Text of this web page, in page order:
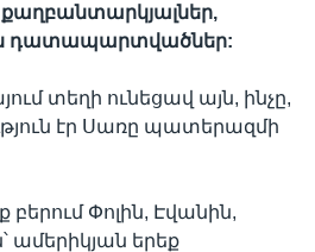
դատապարտվածներ:
տեղի ունեցավ այն, ինչը,
էր Սառը պատերազմի
բերում Փոլին, Էվանին,
ամերիկյան երեք